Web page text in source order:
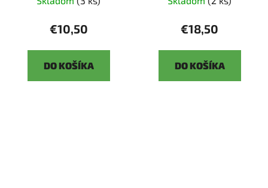
€10,50
DO KOŠÍKA
€18,50
DO KOŠÍKA